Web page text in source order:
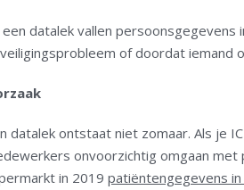
een datalek vallen
of doordat iemand
datalek ontstaat niet zomaar. Als je
onvoorzichtig omgaan
in 2019 patiëntengegevens